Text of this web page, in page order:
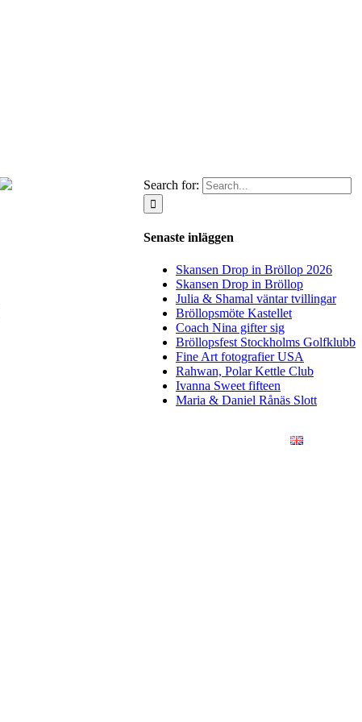
Search for:
Senaste inläggen
Skansen Drop in Bröllop 2026
Skansen Drop in Bröllop
Julia & Shamal väntar tvillingar
Bröllopsmöte Kastellet
Coach Nina gifter sig
Bröllopsfest Stockholms Golfklubb
Fine Art fotografier USA
Rahwan, Polar Kettle Club
Ivanna Sweet fifteen
Maria & Daniel Rånäs Slott